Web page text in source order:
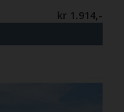
kr 1.914,-